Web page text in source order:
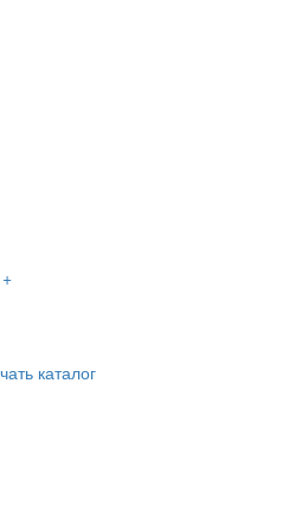
+
каталог